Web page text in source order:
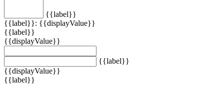
{{label}}
{{label}}: {{displayValue}}
{{label}}
{{displayValue}}
{{label}}
{{displayValue}}
{{label}}